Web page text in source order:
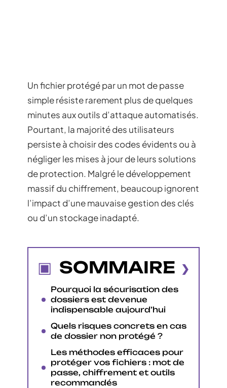
Un fichier protégé par un mot de passe
simple résiste rarement plus de quelques
minutes aux outils d’attaque automatisés.
Pourtant, la majorité des utilisateurs
persiste à choisir des codes évidents ou à
négliger les mises à jour de leurs solutions
de protection. Malgré le développement
massif du chiffrement, beaucoup ignorent
l’impact d’une mauvaise gestion des clés
ou d’un stockage inadapté.
SOMMAIRE
Pourquoi la sécurisation des
dossiers est devenue
indispensable aujourd’hui
Quels risques concrets en cas
de dossier non protégé ?
Les méthodes efficaces pour
protéger vos fichiers : mot de
passe, chiffrement et outils
recommandés